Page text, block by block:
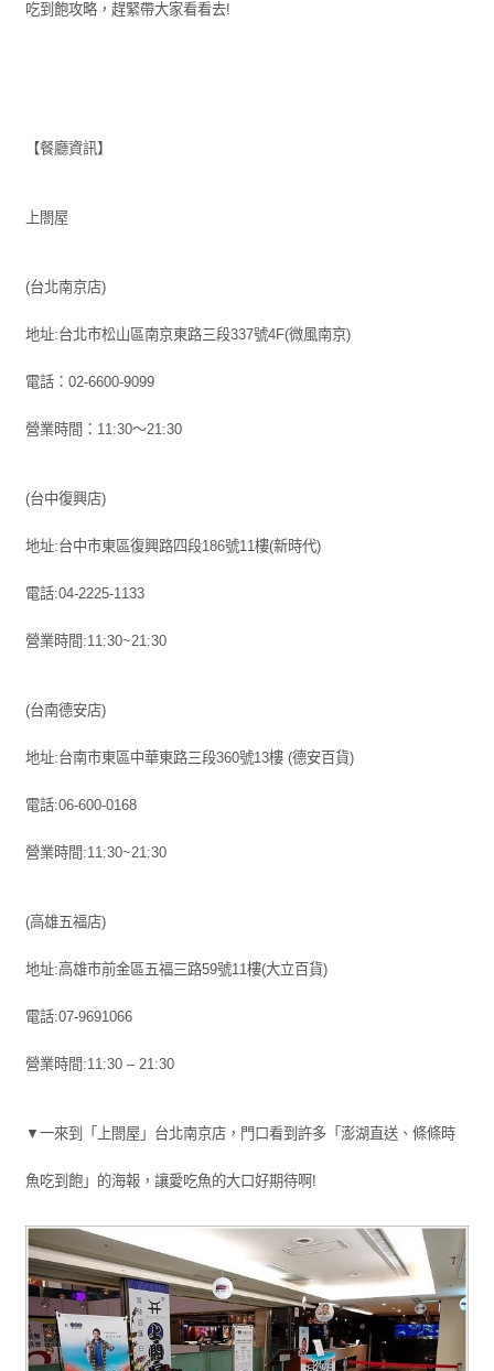
吃到飽攻略，趕緊帶大家看看去!
【餐廳資訊】
上閤屋
(台北南京店)
地址:台北市松山區南京東路三段337號4F(微風南京)
電話：02-6600-9099
營業時間：11:30～21:30
(台中復興店)
地址:台中市東區復興路四段186號11樓(新時代)
電話:04-2225-1133
營業時間:11:30~21:30
(台南德安店)
地址:台南市東區中華東路三段360號13樓 (德安百貨)
電話:06-600-0168
營業時間:11:30~21:30
(高雄五福店)
地址:高雄市前金區五福三路59號11樓(大立百貨)
電話:07-9691066
營業時間:11:30 – 21:30
▼一來到「上閤屋」台北南京店，門口看到許多「澎湖直送、條條時
魚吃到飽」的海報，讓愛吃魚的大口好期待啊!